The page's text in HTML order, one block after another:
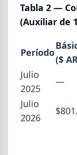
2026
Agosto (3)
Junio (19)
Mayo (15)
Abril (16)
Marzo (6)
Febrero (4)
TÍTULOS
valores de abril
Día de la
Tabla 2 —
(Auxiliar de
Período
($
Julio
2025
—
Julio
2026